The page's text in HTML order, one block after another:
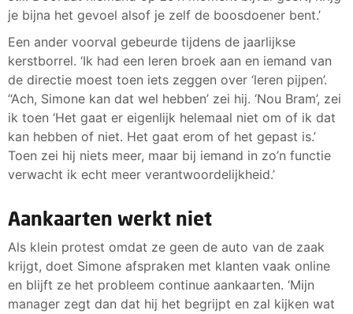
je bijna het gevoel alsof je zelf de boosdoener bent.’
Een ander voorval gebeurde tijdens de jaarlijkse
kerstborrel. ‘Ik had een leren broek aan en iemand van
de directie moest toen iets zeggen over ‘leren pijpen’.
“Ach, Simone kan dat wel hebben’ zei hij. ‘Nou Bram’, zei
ik toen ‘Het gaat er eigenlijk helemaal niet om of ik dat
kan hebben of niet. Het gaat erom of het gepast is.’
Toen zei hij niets meer, maar bij iemand in zo’n functie
verwacht ik echt meer verantwoordelijkheid.’
Aankaarten werkt niet
Als klein protest omdat ze geen de auto van de zaak
krijgt, doet Simone afspraken met klanten vaak online
en blijft ze het probleem continue aankaarten. ‘Mijn
manager zegt dan dat hij het begrijpt en zal kijken wat